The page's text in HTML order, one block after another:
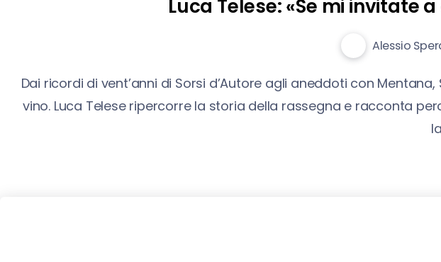
Luca Telese: «Se mi invitate
Alessio
Dai ricordi di vent’anni di Sorsi d’Autore agli aneddoti con
vino. Luca Telese ripercorre la storia della rassegna e racconta